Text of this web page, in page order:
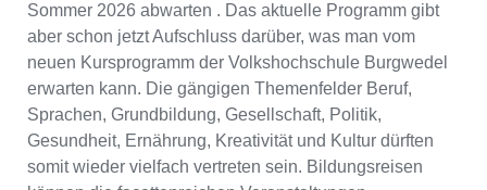
Sommer 2026 abwarten . Das aktuelle Programm gibt
aber schon jetzt Aufschluss darüber, was man vom
neuen Kursprogramm der Volkshochschule Burgwedel
erwarten kann. Die gängigen Themenfelder Beruf,
Sprachen, Grundbildung, Gesellschaft, Politik,
Gesundheit, Ernährung, Kreativität und Kultur dürften
somit wieder vielfach vertreten sein. Bildungsreisen